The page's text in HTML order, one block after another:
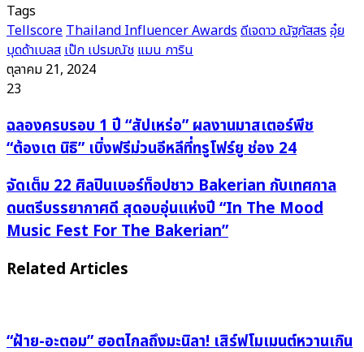
Tags
TellscoreThailand Influencer Awardsดีเจดาว ณัฐภัสสรอุ๋ย
บุดด้าเบลสเป๊ก เปรมณัชแมน การิน
ตุลาคม 21, 2024
23
ฉลอง
ครบ
1
ปี
“สัปเหร่อ”
ผล
งาน
มาสเตอร์
นิธิ” เบิ่ง
ฉลองครบรอบ 1 ปี “สัปเหร่อ” ผลงานมาสเตอร์พีช
“ต้องเต นิธิ” เบิ่งฟรีม่วนอีหลีที่ทรูโฟร์ยู ช่อง 24
จัด
เต็ม
22
ศิลปิน
เบอร์
ท็อป
กับ
จัดเต็ม 22 ศิลปินเบอร์ท็อปชาว Bakerian กับเทศกาล
ดนตรีบรรยากาศดี สุดอบอุ่นแห่งปี “In The Mood
Music Fest For The Bakerian”
Related Articles
“ฝ้าย-อะตอม” ฮอตไกลถึงมะนิลา! เสิร์ฟโมเมนต์หวานเกิน